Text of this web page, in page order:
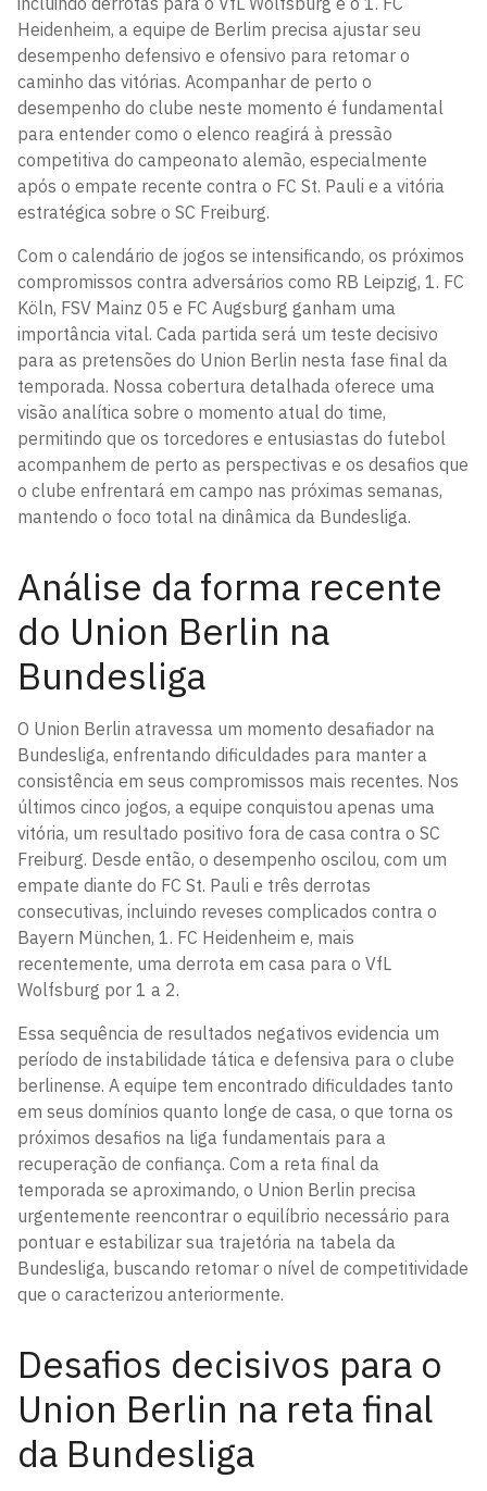
Heidenheim, a equipe de Berlim precisa ajustar seu
desempenho defensivo e ofensivo para retomar o
caminho das vitórias. Acompanhar de perto o
desempenho do clube neste momento é fundamental
para entender como o elenco reagirá à pressão
competitiva do campeonato alemão, especialmente
após o empate recente contra o FC St. Pauli e a vitória
estratégica sobre o SC Freiburg.
Com o calendário de jogos se intensificando, os próximos
compromissos contra adversários como RB Leipzig, 1. FC
Köln, FSV Mainz 05 e FC Augsburg ganham uma
importância vital. Cada partida será um teste decisivo
para as pretensões do Union Berlin nesta fase final da
temporada. Nossa cobertura detalhada oferece uma
visão analítica sobre o momento atual do time,
permitindo que os torcedores e entusiastas do futebol
acompanhem de perto as perspectivas e os desafios que
o clube enfrentará em campo nas próximas semanas,
mantendo o foco total na dinâmica da Bundesliga.
Análise da forma recente
do Union Berlin na
Bundesliga
O Union Berlin atravessa um momento desafiador na
Bundesliga, enfrentando dificuldades para manter a
consistência em seus compromissos mais recentes. Nos
últimos cinco jogos, a equipe conquistou apenas uma
vitória, um resultado positivo fora de casa contra o SC
Freiburg. Desde então, o desempenho oscilou, com um
empate diante do FC St. Pauli e três derrotas
consecutivas, incluindo reveses complicados contra o
Bayern München, 1. FC Heidenheim e, mais
recentemente, uma derrota em casa para o VfL
Wolfsburg por 1 a 2.
Essa sequência de resultados negativos evidencia um
período de instabilidade tática e defensiva para o clube
berlinense. A equipe tem encontrado dificuldades tanto
em seus domínios quanto longe de casa, o que torna os
próximos desafios na liga fundamentais para a
recuperação de confiança. Com a reta final da
temporada se aproximando, o Union Berlin precisa
urgentemente reencontrar o equilíbrio necessário para
pontuar e estabilizar sua trajetória na tabela da
Bundesliga, buscando retomar o nível de competitividade
que o caracterizou anteriormente.
Desafios decisivos para o
Union Berlin na reta final
da Bundesliga